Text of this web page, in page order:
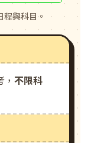
與科目。
，不限科